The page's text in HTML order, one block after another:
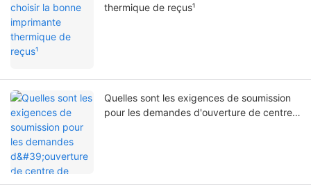
thermique de reçus¹
Quelles sont les exigences de soumission
pour les demandes d'ouverture de centre